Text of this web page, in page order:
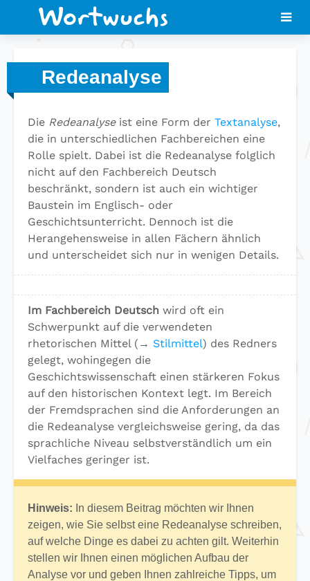
Redeanalyse
Die Redeanalyseist eine Form der Textanalyse,
die in unterschiedlichen Fachbereichen eine
Rolle spielt. Dabei ist die Redeanalyse folglich
nicht auf den Fachbereich Deutsch
beschränkt, sondern ist auch ein wichtiger
Baustein im Englisch- oder
Geschichtsunterricht. Dennoch ist die
Herangehensweise in allen Fächern ähnlich
und unterscheidet sich nur in wenigen Details.
Im Fachbereich Deutsch wird oft ein
Schwerpunkt auf die verwendeten
rhetorischen Mittel (→ Stilmittel) des Redners
gelegt, wohingegen die
Geschichtswissenschaft einen stärkeren Fokus
auf den historischen Kontext legt. Im Bereich
der Fremdsprachen sind die Anforderungen an
die Redeanalyse vergleichsweise gering, da das
sprachliche Niveau selbstverständlich um ein
Vielfaches geringer ist.
Hinweis: In diesem Beitrag möchten wir Ihnen
zeigen, wie Sie selbst eine Redeanalyse schreiben,
auf welche Dinge es dabei zu achten gilt. Weiterhin
stellen wir Ihnen einen möglichen Aufbau der
Analyse vor und geben Ihnen zahlreiche Tipps, um